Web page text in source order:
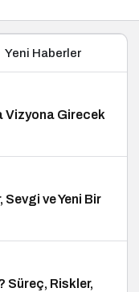
Yeni Haberler
Vizyona Girecek
Sevgi ve Yeni Bir
Süreç, Riskler,